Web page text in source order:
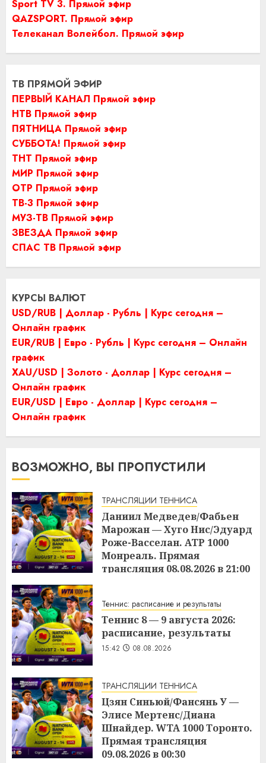
Sport TV 3. Прямой эфир
QAZSPORT. Прямой эфир
Телеканал Волейбол. Прямой эфир
ТВ ПРЯМОЙ ЭФИР
ПЕРВЫЙ КАНАЛ Прямой эфир
НТВ Прямой эфир
ПЯТНИЦА Прямой эфир
СУББОТА! Прямой эфир
ТНТ Прямой эфир
МИР Прямой эфир
ОТР Прямой эфир
ТВ-3 Прямой эфир
МУЗ-ТВ Прямой эфир
ЗВЕЗДА Прямой эфир
СПАС ТВ Прямой эфир
КУРСЫ ВАЛЮТ
USD/RUB | Доллар - Рубль | Курс сегодня –
Онлайн график
EUR/RUB | Евро - Рубль | Курс сегодня – Онлайн
график
XAU/USD | Золото - Доллар | Курс сегодня –
Онлайн график
EUR/USD | Евро - Доллар | Курс сегодня –
Онлайн график
ВОЗМОЖНО, ВЫ ПРОПУСТИЛИ
ТРАНСЛЯЦИИ ТЕННИСА
Даниил Медведев/Фабьен
Марожан — Хуго Нис/Эдуард
Роже-Васселан. ATP 1000
Монреаль. Прямая
трансляция 08.08.2026 в 21:00
Теннис: расписание и результаты
Теннис 8 — 9 августа 2026:
расписание, результаты
15:42 08.08.2026
ТРАНСЛЯЦИИ ТЕННИСА
Цзян Синьюй/Фансянь У —
Элисе Мертенс/Диана
Шнайдер. WTA 1000 Торонто.
Прямая трансляция
09.08.2026 в 00:30